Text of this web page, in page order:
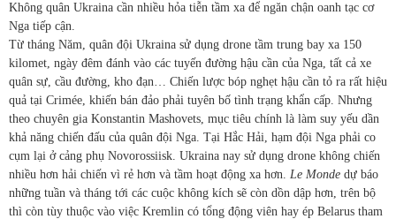
Không quân Ukraina cần nhiều hỏa tiễn tầm xa để ngăn chận oanh tạc cơ
Nga tiếp cận.
Từ tháng Năm, quân đội Ukraina sử dụng drone tầm trung bay xa 150
kilomet, ngày đêm đánh vào các tuyến đường hậu cần của Nga, tất cả xe
quân sự, cầu đường, kho đạn… Chiến lược bóp nghẹt hậu cần tỏ ra rất hiệu
quả tại Crimée, khiến bán đảo phải tuyên bố tình trạng khẩn cấp. Nhưng
theo chuyên gia Konstantin Mashovets, mục tiêu chính là làm suy yếu dần
khả năng chiến đấu của quân đội Nga. Tại Hắc Hải, hạm đội Nga phải co
cụm lại ở cảng phụ Novorossiisk. Ukraina nay sử dụng drone không chiến
nhiều hơn hải chiến vì rẻ hơn và tầm hoạt động xa hơn. Le Monde dự báo
những tuần và tháng tới các cuộc không kích sẽ còn dồn dập hơn, trên bộ
thì còn tùy thuộc vào việc Kremlin có tổng động viên hay ép Belarus tham